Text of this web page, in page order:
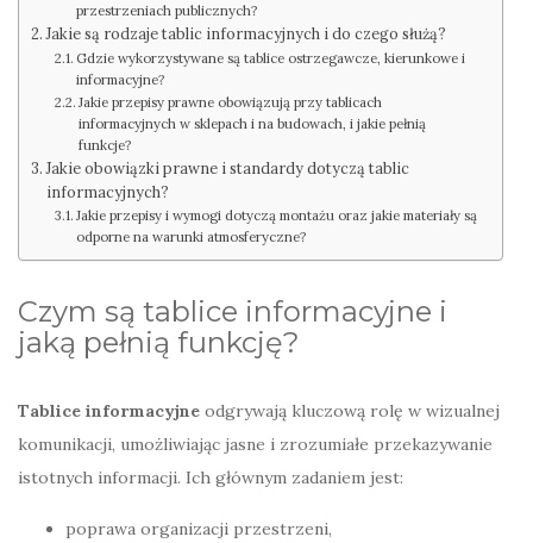
przestrzeniach publicznych?
Jakie są rodzaje tablic informacyjnych i do czego służą?
Gdzie wykorzystywane są tablice ostrzegawcze, kierunkowe i
informacyjne?
Jakie przepisy prawne obowiązują przy tablicach
informacyjnych w sklepach i na budowach, i jakie pełnią
funkcje?
Jakie obowiązki prawne i standardy dotyczą tablic
informacyjnych?
Jakie przepisy i wymogi dotyczą montażu oraz jakie materiały są
odporne na warunki atmosferyczne?
Czym są tablice informacyjne i
jaką pełnią funkcję?
Tablice informacyjne odgrywają kluczową rolę w wizualnej
komunikacji, umożliwiając jasne i zrozumiałe przekazywanie
istotnych informacji. Ich głównym zadaniem jest:
poprawa organizacji przestrzeni,